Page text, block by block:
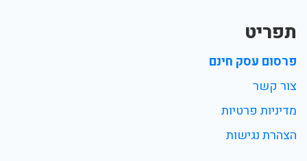
תפריט
פרסום עסק חינם
צור קשר
מדיניות פרטיות
הצהרת נגישות